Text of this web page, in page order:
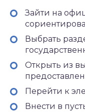
Зайти на
Выбрать
Открыть из
Перейти к
Внести в